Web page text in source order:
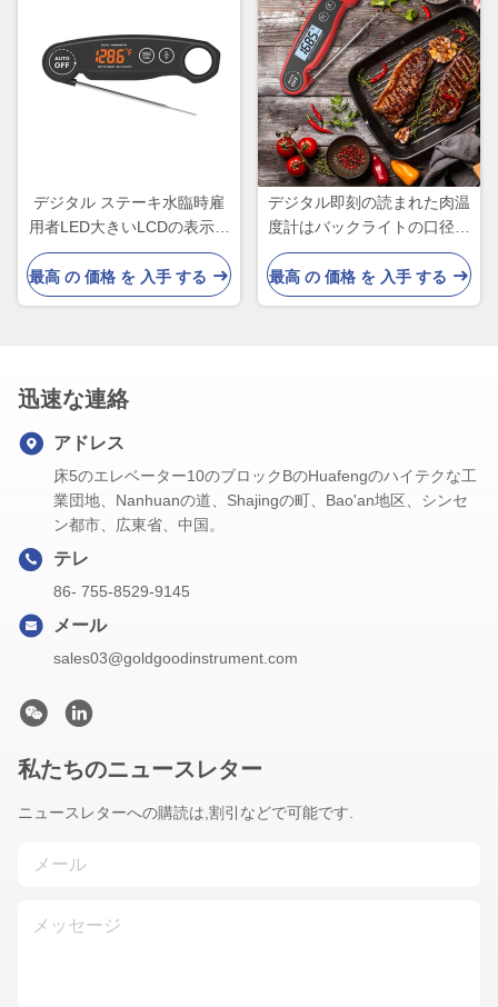
デジタル ステーキ水臨時雇
用者LED大きいLCDの表示の
ための再充電可能な肉温度計
最高 の 価格 を 入手 する
デジタル即刻の読まれた肉温
度計はバックライトの口径測
定との超高速を防水する
最高 の 価格 を 入手 する
迅速な連絡
アドレス
床5のエレベーター10のブロックBのHuafengのハイテクな工
業団地、Nanhuanの道、Shajingの町、Bao'an地区、シンセ
ン都市、広東省、中国。
テレ
86- 755-8529-9145
メール
sales03@goldgoodinstrument.com
私たちのニュースレター
ニュースレターへの購読は,割引などで可能です.